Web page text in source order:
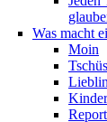
Was macht
Moin